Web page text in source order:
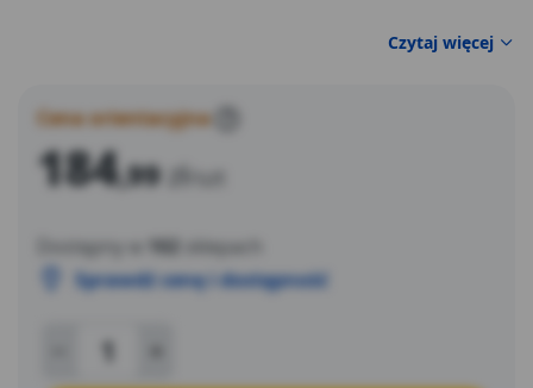
Czytaj więcej
Cena orientacyjna
184,99 zł
Dostępny w 102
sklepach
Sprawdź cenę i dostępność